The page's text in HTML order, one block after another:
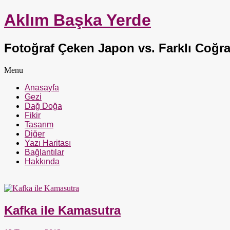
Aklım Başka Yerde
Fotoğraf Çeken Japon vs. Farklı
Menu
Anasayfa
Gezi
Dağ Doğa
Fikir
Tasarım
Diğer
Yazı Haritası
Bağlantılar
Hakkında
Kafka ile Kamasutra